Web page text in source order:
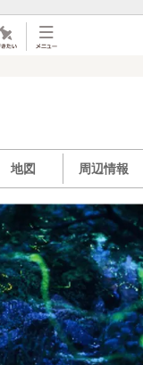
地図 周辺情報